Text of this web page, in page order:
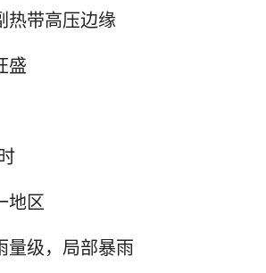
热带高压边缘
盛
地区
量级，局部暴雨